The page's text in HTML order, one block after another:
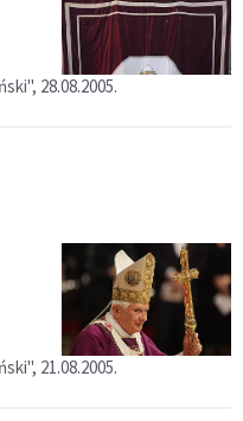
28.08.2005.
21.08.2005.